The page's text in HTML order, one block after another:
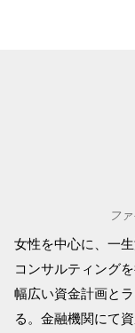
フ
女性を中心に、一
コンサルティング
幅広い資金計画と
る。金融機関にて